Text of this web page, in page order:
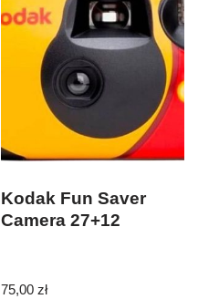
Kodak Fun Saver
Camera 27+12
75,00zł